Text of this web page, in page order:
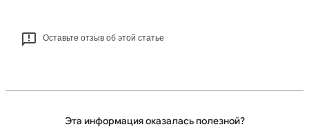
Оставьте отзыв об этой статье
Эта информация оказалась полезной?